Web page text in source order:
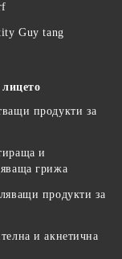
Guy tang
продукти за
и
грижа
продукти за
и акнетична